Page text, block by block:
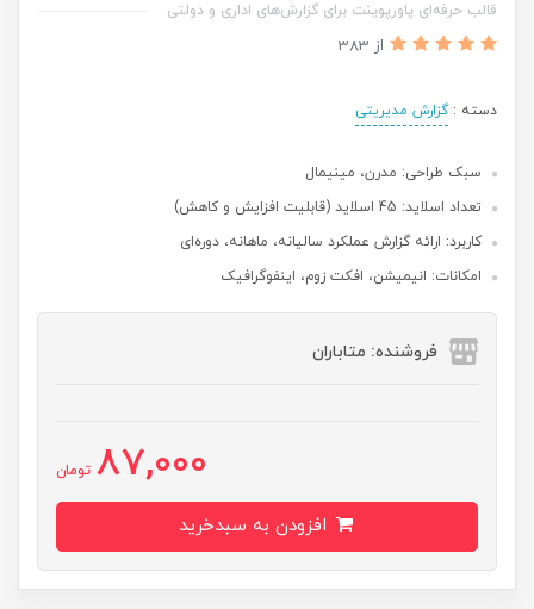
قالب حرفه‌ای پاورپوینت برای گزارش‌های اداری و دولتی
از 383
دسته :گزارش مدیریتی
سبک طراحی: مدرن،‌ مینیمال
تعداد اسلاید: 45 اسلاید (قابلیت افزایش و کاهش)
کاربرد: ارائه گزارش عملکرد سالیانه،‌ ماهانه،‌ دوره‌ای
امکانات: انیمیشن، افکت زوم، اینفوگرافیک
فروشنده: متاباران
87,000 تومان